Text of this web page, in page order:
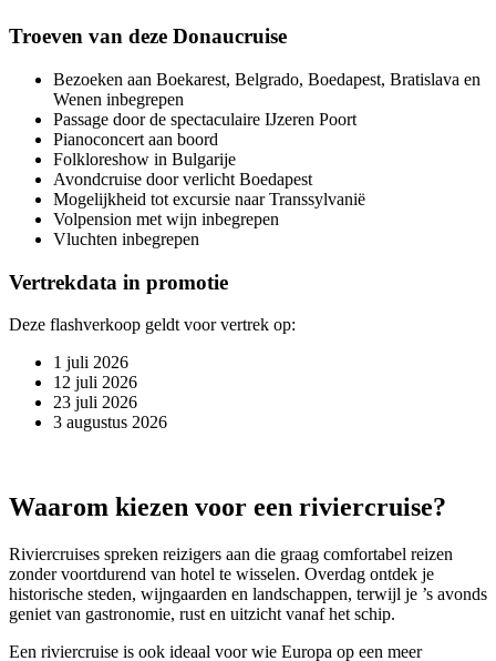
Troeven van deze Donaucruise
Bezoeken aan Boekarest, Belgrado, Boedapest, Bratislava en
Wenen inbegrepen
Passage door de spectaculaire IJzeren Poort
Pianoconcert aan boord
Folkloreshow in Bulgarije
Avondcruise door verlicht Boedapest
Mogelijkheid tot excursie naar Transsylvanië
Volpension met wijn inbegrepen
Vluchten inbegrepen
Vertrekdata in promotie
Deze flashverkoop geldt voor vertrek op:
1 juli 2026
12 juli 2026
23 juli 2026
3 augustus 2026
Waarom kiezen voor een riviercruise?
Riviercruises spreken reizigers aan die graag comfortabel reizen
zonder voortdurend van hotel te wisselen. Overdag ontdek je
historische steden, wijngaarden en landschappen, terwijl je ’s avonds
geniet van gastronomie, rust en uitzicht vanaf het schip.
Een riviercruise is ook ideaal voor wie Europa op een meer